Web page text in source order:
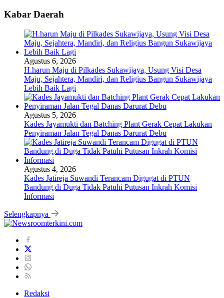
Kabar Daerah
Agustus 6, 2026
H.harun Maju di Pilkades Sukawijaya, Usung Visi Desa
Maju, Sejahtera, Mandiri, dan Religius Bangun Sukawijaya
Lebih Baik Lagi
Agustus 5, 2026
Kades Jayamukti dan Batching Plant Gerak Cepat Lakukan
Penyiraman Jalan Tegal Danas Darurat Debu
Agustus 4, 2026
Kades Jatireja Suwandi Terancam Digugat di PTUN
Bandung,di Duga Tidak Patuhi Putusan Inkrah Komisi
Informasi
Selengkapnya
Redaksi